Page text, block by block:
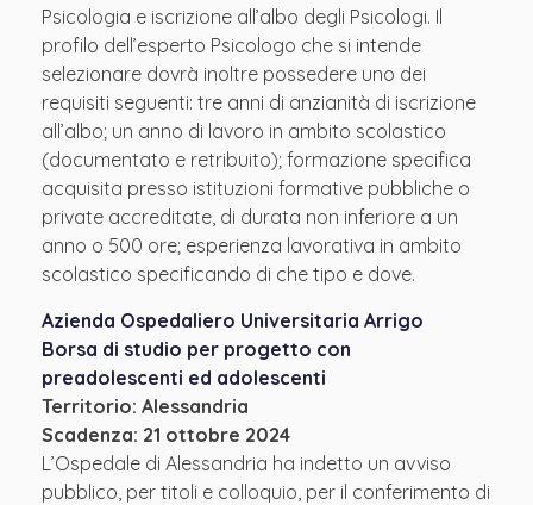
Psicologia e iscrizione all’albo degli Psicologi. Il
profilo dell’esperto Psicologo che si intende
selezionare dovrà inoltre possedere uno dei
requisiti seguenti: tre anni di anzianità di iscrizione
all’albo; un anno di lavoro in ambito scolastico
(documentato e retribuito); formazione specifica
acquisita presso istituzioni formative pubbliche o
private accreditate, di durata non inferiore a un
anno o 500 ore; esperienza lavorativa in ambito
scolastico specificando di che tipo e dove.
Azienda Ospedaliero Universitaria Arrigo
Borsa di studio per progetto con
preadolescenti ed adolescenti
Territorio: Alessandria
Scadenza: 21 ottobre 2024
L’Ospedale di Alessandria ha indetto un avviso
pubblico, per titoli e colloquio, per il conferimento di